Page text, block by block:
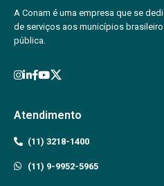
A Conam é uma empresa que se
de serviços aos municípios
pública.
Atendimento
(11) 3218-1400
(11) 9-9952-5965